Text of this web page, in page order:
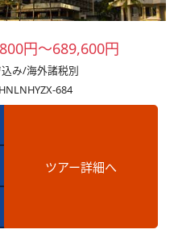
円～689,600円
み/海外諸税別
684
ツアー詳細へ